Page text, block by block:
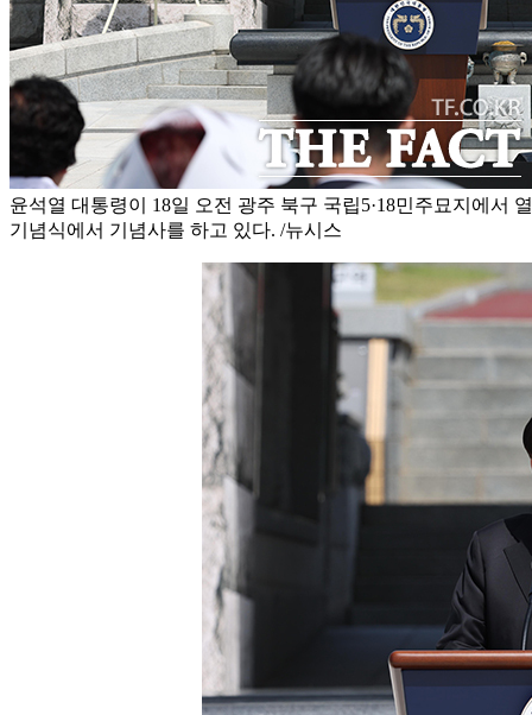
윤석열 대통령이 18일 오전 광주 북구 국립5·18민주묘지에서
기념식에서 기념사를 하고 있다. /뉴시스